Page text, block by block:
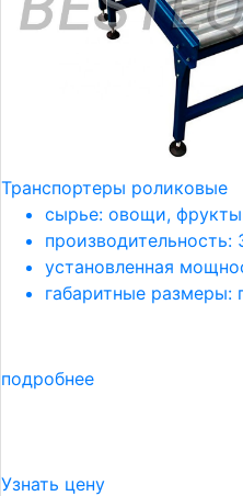
Транспортеры роликовые
сырье: овощи,
производительность:
установленная
габаритные размеры:
подробнее
Узнать цену